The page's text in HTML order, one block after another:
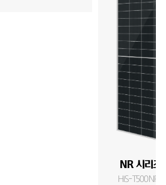
NR 시리즈
HiS-T500NR-